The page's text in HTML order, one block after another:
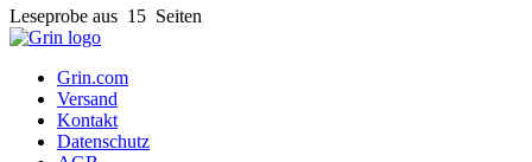
Leseprobe aus 15 Seiten
Grin.com
Versand
Kontakt
Datenschutz